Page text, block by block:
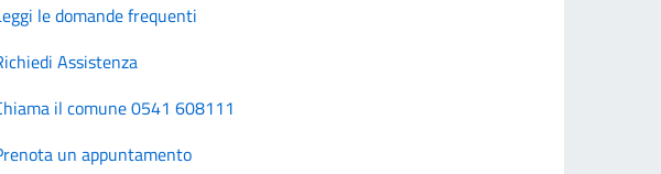
le domande frequenti
Assistenza
il comune 0541 608111
un appuntamento